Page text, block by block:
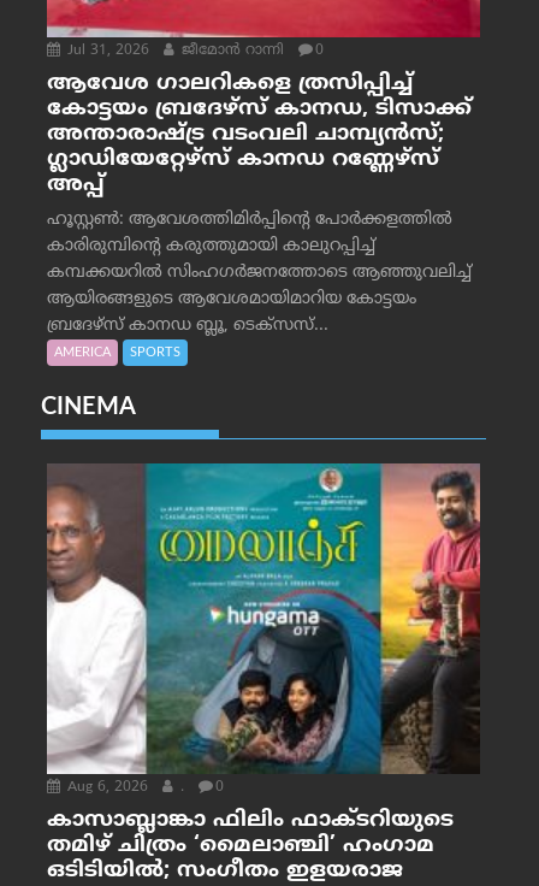
Jul 31, 2026 ജീമോന്‍ റാന്നി 0
ആവേശ ഗാലറികളെ ത്രസിപ്പിച്ച്
കോട്ടയം ബ്രദേഴ്‌സ് കാനഡ, ടിസാക്ക്
അന്താരാഷ്ട്ര വടംവലി ചാമ്പ്യന്‍സ്;
ഗ്ലാഡിയേറ്റേഴ്‌സ് കാനഡ റണ്ണേഴ്‌സ്
അപ്പ്
ഹൂസ്റ്റണ്‍: ആവേശത്തിമിര്‍പ്പിന്റെ പോര്‍ക്കളത്തില്‍
കാരിരുമ്പിന്റെ കരുത്തുമായി കാലുറപ്പിച്ച്
കമ്പക്കയറില്‍ സിംഹഗര്‍ജനത്തോടെ ആഞ്ഞുവലിച്ച്
ആയിരങ്ങളുടെ ആവേശമായിമാറിയ കോട്ടയം
ബ്രദേഴ്‌സ് കാനഡ ബ്ലൂ, ടെക്‌സസ്...
AMERICA SPORTS
CINEMA
Aug 6, 2026 . 0
കാസാബ്ലാങ്കാ ഫിലിം ഫാക്ടറിയുടെ
തമിഴ് ചിത്രം ‘മൈലാഞ്ചി’ ഹംഗാമ
ഒടിടിയിൽ; സംഗീതം ഇളയരാജ